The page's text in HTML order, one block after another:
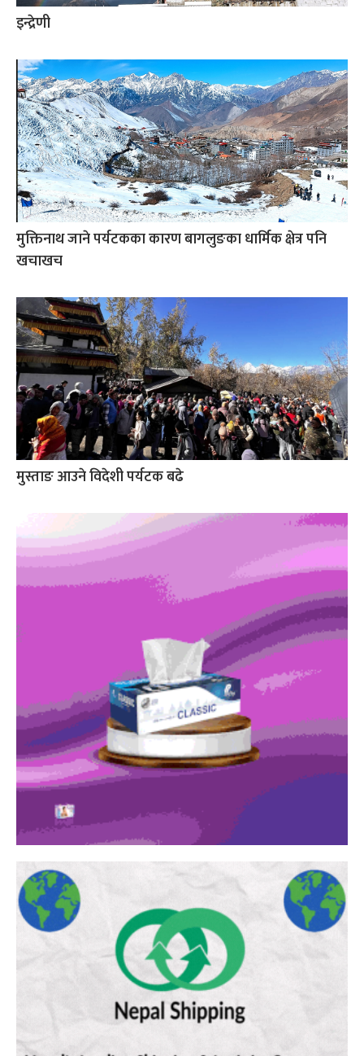
इन्द्रेणी
मुक्तिनाथ जाने पर्यटकका कारण बागलुङका धार्मिक क्षेत्र पनि
खचाखच
मुस्ताङ आउने विदेशी पर्यटक बढे